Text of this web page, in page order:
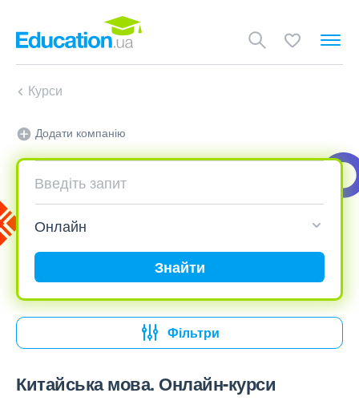
Курси
Додати компанію
Знайти
Фільтри
Китайська мова. Онлайн-курси